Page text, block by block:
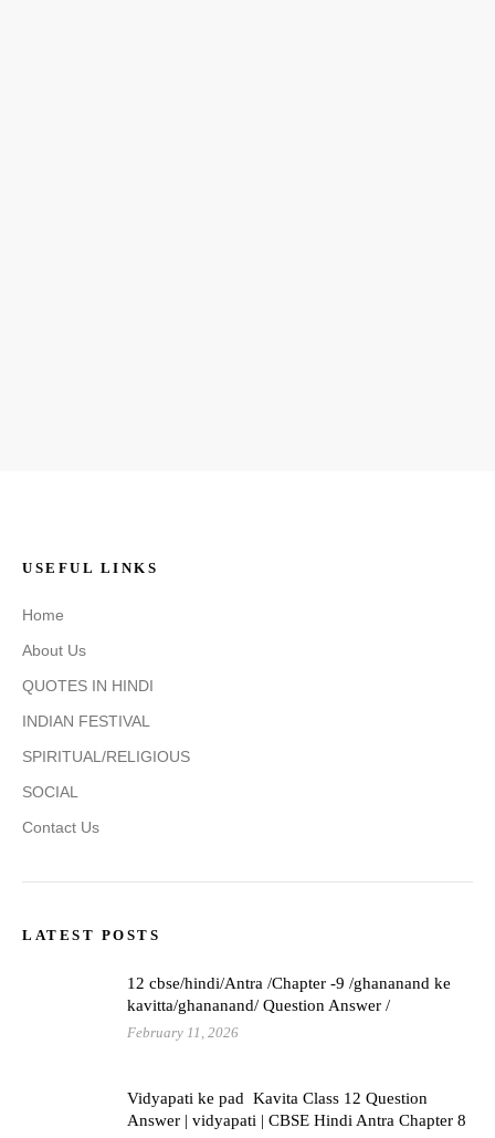
USEFUL LINKS
Home
About Us
QUOTES IN HINDI
INDIAN FESTIVAL
SPIRITUAL/RELIGIOUS
SOCIAL
Contact Us
LATEST POSTS
12 cbse/hindi/Antra /Chapter -9 /ghananand ke
kavitta/ghananand/ Question Answer /
February 11, 2026
Vidyapati ke pad Kavita Class 12 Question
Answer | vidyapati | CBSE Hindi Antra Chapter 8